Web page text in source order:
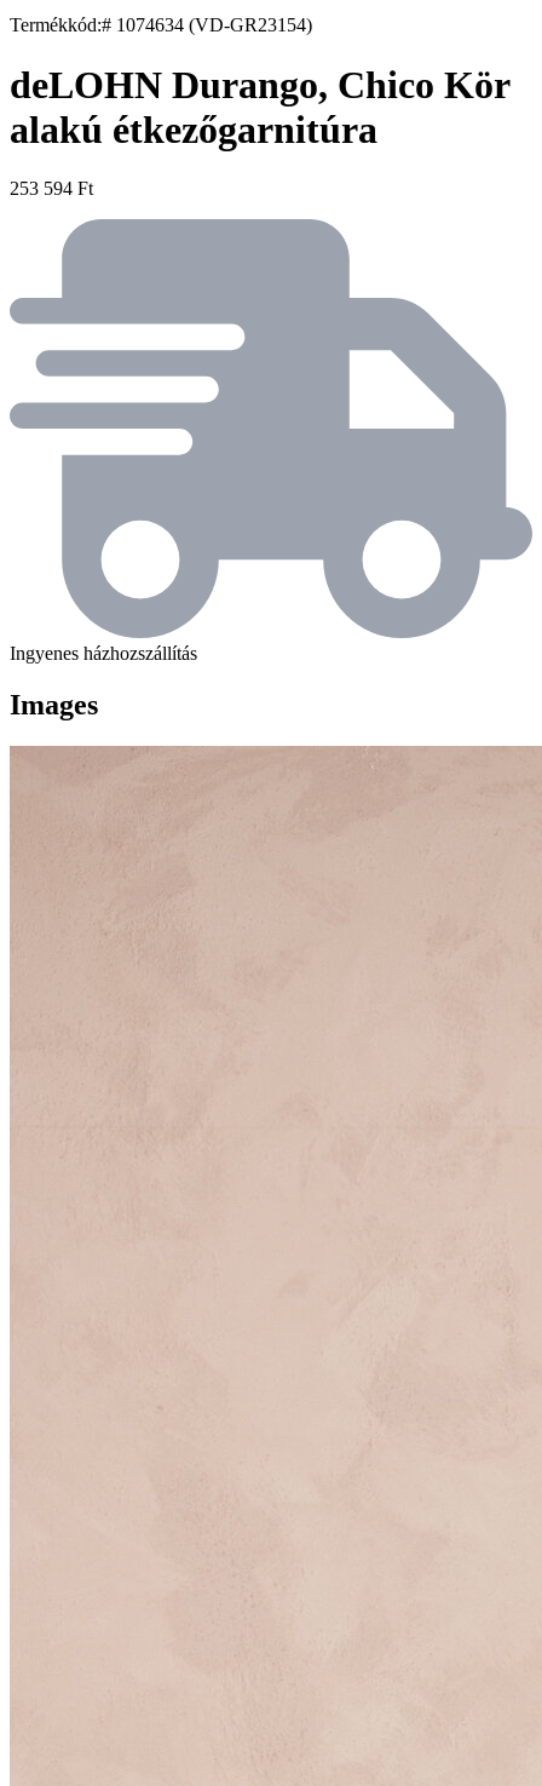
Termékkód:# 1074634 (VD-GR23154)
deLOHN Durango, Chico Kör
alakú étkezőgarnitúra
253 594 Ft
Ingyenes házhozszállítás
Images